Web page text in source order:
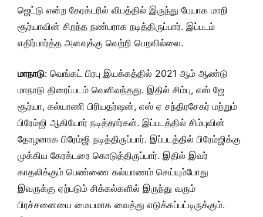
ஜெட்டு என்ற கேரக்டரில் விபத்தில் இருந்து பேயாக மாறி
சூர்யாவின் சிறந்த நண்பராக நடித்திருப்பார். இப்படம்
எதிர்பார்த்த அளவுக்கு வெற்றி பெறவில்லை.
மாநாடு: வெங்கட் பிரபு இயக்கத்தில் 2021 ஆம் ஆண்டு
மாநாடு திரைப்படம் வெளிவந்தது. இதில் சிம்பு, எஸ் ஜே
சூர்யா, கல்யாணி பிரியதர்ஷன், எஸ் ஏ சந்திரசேகர் மற்றும்
பிரேம்ஜி ஆகியோர் நடித்தார்கள். இப்படத்தில் சிம்புவின்
தோழனாக பிரேம்ஜி நடித்திருப்பார். இப்படத்தில் பிரேம்ஜிக்கு
முக்கிய கேரக்டரை கொடுத்திருப்பார். இதில் இவர்
காதலிக்கும் பெண்ணை கல்யாணம் செய்யும்போது
இவருக்கு ஏற்படும் சிக்கல்களில் இருந்து வரும்
பிரச்சனையை மையமாக வைத்து எடுக்கப்பட்டிருக்கும்.